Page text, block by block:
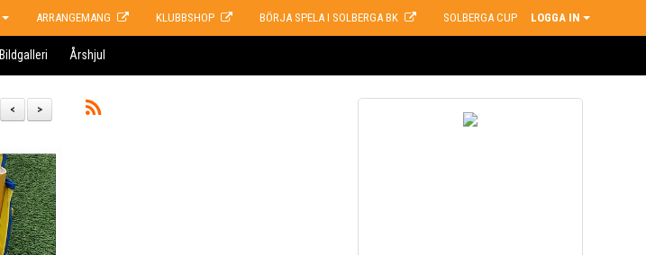
ARRANGEMANG KLUBBSHOP BÖRJA SPELA I SOLBERGA BK SOLBERGA CUP LOGGA IN
Bildgalleri Årshjul
>
<